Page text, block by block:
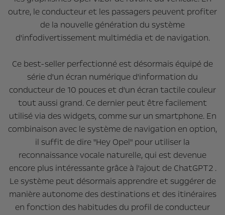
outre, le conducteur et les passagers peuvent profiter
de la nouvelle génération du système
d'infodivertissement multimédia et de navigation.
Ce best-seller perfectionné est désormais équipé de
série d'un écran numérique d'information du
conducteur de 10 pouces et d'un écran tactile couleur
tout aussi grand. Ce dernier peut être facilement
utilisé via des widgets, comme sur un smartphone. En
combinaison avec le système de navigation en option,
il suffit de dire "Hey Opel" pour utiliser la
reconnaissance vocale naturelle, qui est devenue
encore plus intéressante grâce à l'ajout de ChatGPT2 .
Le système peut désormais apprendre et suggérer de
manière autonome des destinations et des itinéraires
en fonction des habitudes du profil de conducteur